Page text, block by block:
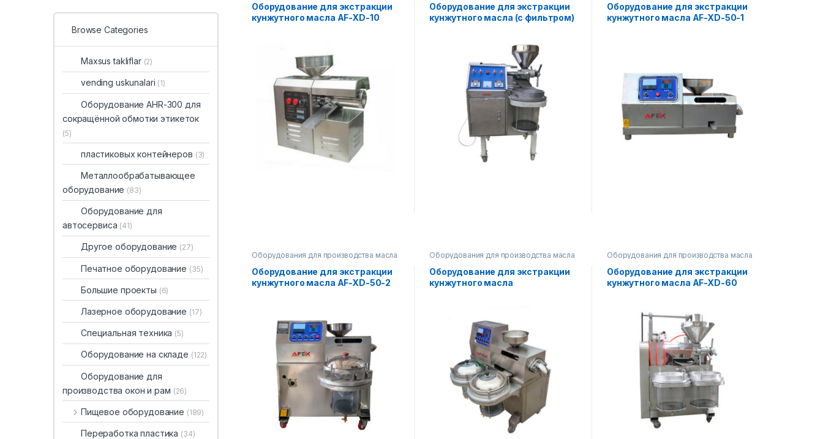
Оборудование для экстракции
кунжутного масла AF-XD-10
Оборудование для экстракции
кунжутного масла (с фильтром)
Оборудование для экстракции
кунжутного масла AF-XD-50-1
Оборудования для производства масла
Оборудование для экстракции
кунжутного масла AF-XD-50-2
Оборудования для производства масла
Оборудование для экстракции
кунжутного масла
Оборудования для производства масла
Оборудование для экстракции
кунжутного масла AF-XD-60
Browse Categories
Maxsus takliflar (2)
vending uskunalari (1)
Оборудование AHR-300 для
сокращённой обмотки этикеток
(5)
пластиковых контейнеров (3)
Металлообрабатывающее
оборудование (83)
Оборудование для
автосервиса (41)
Другое оборудование (27)
Печатное оборудование (35)
Большие проекты (6)
Лазерное оборудование (17)
Специальная техника (5)
Оборудование на складе (122)
Оборудование для
производства окон и рам (26)
Пищевое оборудование (189)
Переработка пластика (34)